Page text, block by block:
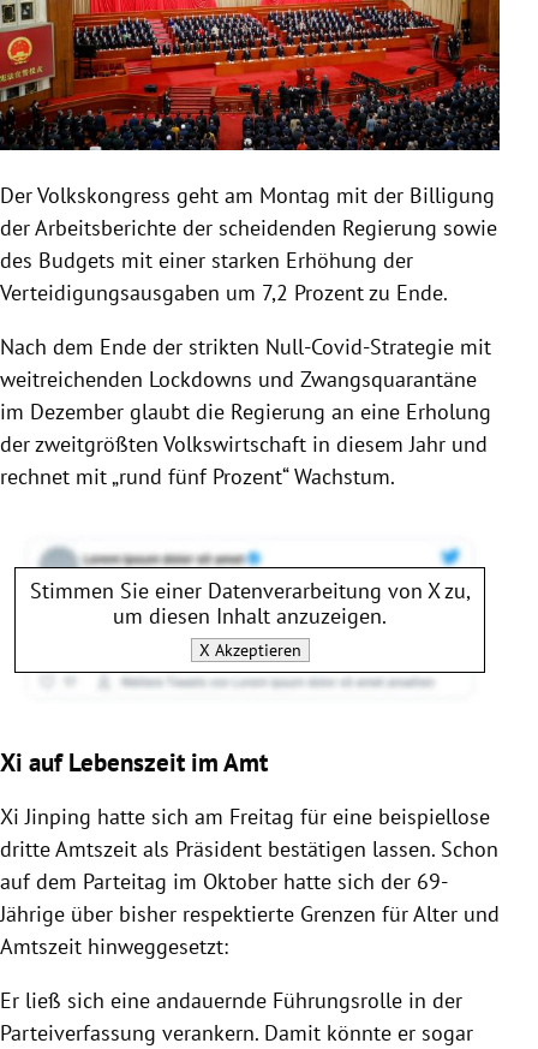
Der Volkskongress geht am Montag mit der Billigung
der Arbeitsberichte der scheidenden Regierung sowie
des Budgets mit einer starken Erhöhung der
Verteidigungsausgaben um 7,2 Prozent zu Ende.
Nach dem Ende der strikten Null-Covid-Strategie mit
weitreichenden Lockdowns und Zwangsquarantäne
im Dezember glaubt die Regierung an eine Erholung
der zweitgrößten Volkswirtschaft in diesem Jahr und
rechnet mit „rund fünf Prozent“ Wachstum.
Stimmen Sie einer Datenverarbeitung von Xzu,
um diesen Inhalt anzuzeigen.
X Akzeptieren
Xi auf Lebenszeit im Amt
Xi Jinping hatte sich am Freitag für eine beispiellose
dritte Amtszeit als Präsident bestätigen lassen. Schon
auf dem Parteitag im Oktober hatte sich der 69-
Jährige über bisher respektierte Grenzen für Alter und
Amtszeit hinweggesetzt:
Er ließ sich eine andauernde Führungsrolle in der
Parteiverfassung verankern. Damit könnte er sogar